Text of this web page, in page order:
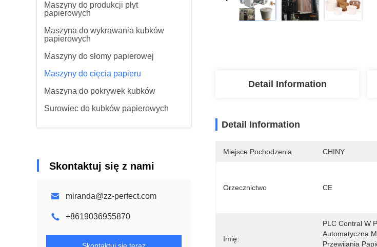
Maszyny do produkcji płyt
papierowych
Maszyna do wykrawania kubków
papierowych
Maszyny do słomy papierowej
Maszyny do cięcia papieru
Maszyna do pokrywek kubków
Surowiec do kubków papierowych
Skontaktuj się z nami
miranda@zz-perfect.com
+8619036955870
Detail Information
Detail Information
Miejsce Pochodzenia CHINY
Orzecznictwo CE
Imię:
PLC Contral W
Automatyczna
Przewijania